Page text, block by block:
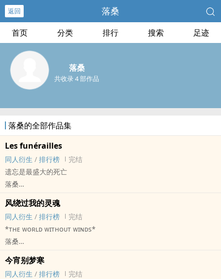
返回 落桑
首页 分类 排行 搜索 足迹
落桑
共收录 4 部作品
落桑的全部作品集
Les funérailles
同人衍生 / 排行榜
完结
遗忘是最盛大的死亡
落桑
完结
风绕过我的灵魂
同人衍生 / 排行榜
完结
*ᴛʜᴇ ᴡᴏʀʟᴅ ᴡɪᴛʜᴏᴜᴛ ᴡɪɴᴅs*
落桑
明星[明星] - 同人衍生 - 真人同人 - BL
短篇 - 完结
今宵别梦寒
同人衍生 / 排行榜
完结